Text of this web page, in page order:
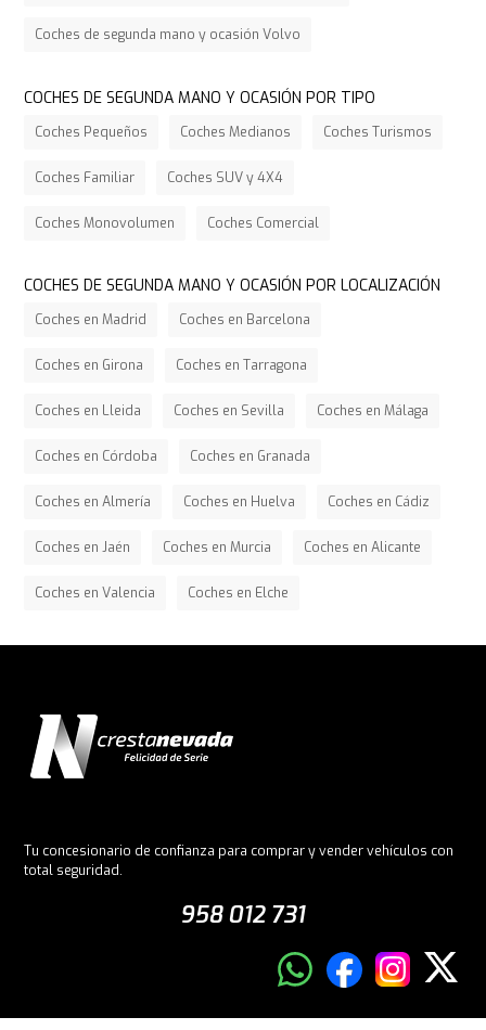
Coches de segunda mano y ocasión Volvo
COCHES DE SEGUNDA MANO Y OCASIÓN POR TIPO
Coches Pequeños Coches Medianos Coches Turismos
Coches Familiar Coches SUV y 4X4
Coches Monovolumen Coches Comercial
COCHES DE SEGUNDA MANO Y OCASIÓN POR LOCALIZACIÓN
Coches en Madrid Coches en Barcelona
Coches en Girona Coches en Tarragona
Coches en Lleida Coches en Sevilla Coches en Málaga
Coches en Córdoba Coches en Granada
Coches en Almería Coches en Huelva Coches en Cádiz
Coches en Jaén Coches en Murcia Coches en Alicante
Coches en Valencia Coches en Elche
Tu concesionario de confianza para comprar y vender vehículos con
total seguridad.
958 012 731